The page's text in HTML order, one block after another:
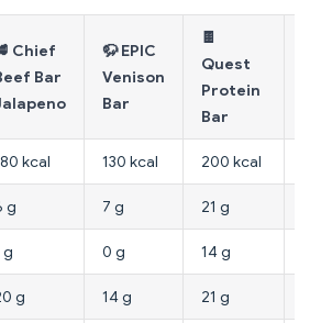
Chief
Bar
🦬 EPIC
Venison
Bar
🍫
Quest
Protein
Bar
kcal 130 kcal 200 kcal
g 7 g 21 g
g 0 g 14 g
g 14 g 21 g